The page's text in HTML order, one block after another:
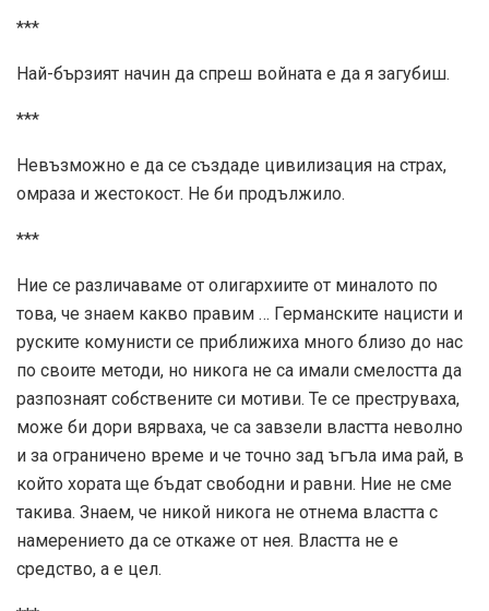
***
Най-бързият начин да спреш войната е да я загубиш.
***
Невъзможно е да се създаде цивилизация на страх,
омраза и жестокост. Не би продължило.
***
Ние се различаваме от олигархиите от миналото по
това, че знаем какво правим … Германските нацисти и
руските комунисти се приближиха много близо до нас
по своите методи, но никога не са имали смелостта да
разпознаят собствените си мотиви. Те се преструваха,
може би дори вярваха, че са завзели властта неволно
и за ограничено време и че точно зад ъгъла има рай, в
който хората ще бъдат свободни и равни. Ние не сме
такива. Знаем, че никой никога не отнема властта с
намерението да се откаже от нея. Властта не е
средство, а е цел.